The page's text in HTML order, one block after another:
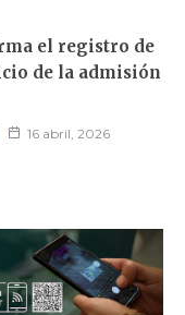
el registro de
de la admisión
16 abril, 2026